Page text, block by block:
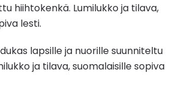
hiihtokenkä. Lumilukko ja tilava,
lesti.
lapsille ja nuorille suunniteltu
ja tilava, suomalaisille sopiva